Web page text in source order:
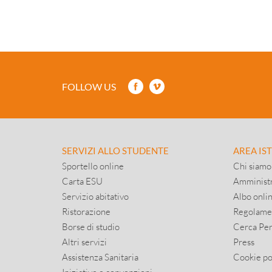
FOLLOW US
SERVIZI ALLO STUDENTE
Sportello online
Carta ESU
Servizio abitativo
Ristorazione
Borse di studio
Altri servizi
Assistenza Sanitaria
AREA
Chi siamo
Albo
Cerca
Press
Cookie